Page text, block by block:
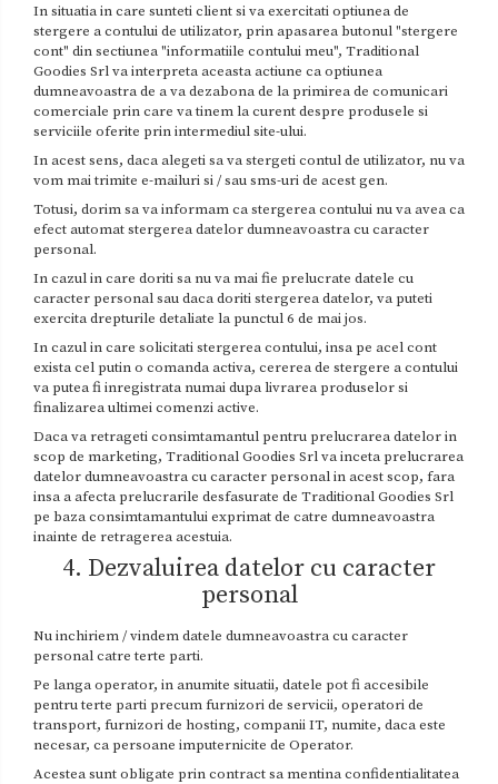
In situatia in care sunteti client si va exercitati optiunea de
stergere a contului de utilizator, prin apasarea butonul "stergere
cont" din sectiunea "informatiile contului meu", Traditional
Goodies Srl va interpreta aceasta actiune ca optiunea
dumneavoastra de a va dezabona de la primirea de comunicari
comerciale prin care va tinem la curent despre produsele si
serviciile oferite prin intermediul site-ului.
In acest sens, daca alegeti sa va stergeti contul de utilizator, nu va
vom mai trimite e-mailuri si / sau sms-uri de acest gen.
Totusi, dorim sa va informam ca stergerea contului nu va avea ca
efect automat stergerea datelor dumneavoastra cu caracter
personal.
In cazul in care doriti sa nu va mai fie prelucrate datele cu
caracter personal sau daca doriti stergerea datelor, va puteti
exercita drepturile detaliate la punctul 6 de mai jos.
In cazul in care solicitati stergerea contului, insa pe acel cont
exista cel putin o comanda activa, cererea de stergere a contului
va putea fi inregistrata numai dupa livrarea produselor si
finalizarea ultimei comenzi active.
Daca va retrageti consimtamantul pentru prelucrarea datelor in
scop de marketing, Traditional Goodies Srl va inceta prelucrarea
datelor dumneavoastra cu caracter personal in acest scop, fara
insa a afecta prelucrarile desfasurate de Traditional Goodies Srl
pe baza consimtamantului exprimat de catre dumneavoastra
inainte de retragerea acestuia.
4. Dezvaluirea datelor cu caracter
personal
Nu inchiriem / vindem datele dumneavoastra cu caracter
personal catre terte parti.
Pe langa operator, in anumite situatii, datele pot fi accesibile
pentru terte parti precum furnizori de servicii, operatori de
transport, furnizori de hosting, companii IT, numite, daca este
necesar, ca persoane imputernicite de Operator.
Acestea sunt obligate prin contract sa mentina confidentialitatea